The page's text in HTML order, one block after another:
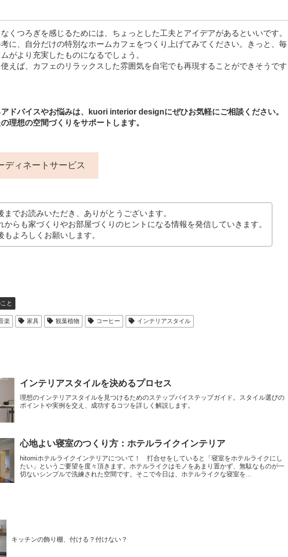
くつろぎを感じるためには、ちょっとした工夫とアイデアがあるといいです。
考に、自分だけの特別なホームカフェをつくり上げてみてください。きっと、毎
がより充実したものになるでしょう。
えば、カフェのリラックスした雰囲気を自宅でも再現することができそうです
ドバイスやお悩みは、kuori interior designにぜひお気軽にご相談ください。
理想の空間づくりをサポートします。
ディネートサービス
までお読みいただき、ありがとうございます。
からも家づくりやお部屋づくりのヒントになる情報を発信していきます。
もよろしくお願いします。
と
楽 家具 観葉植物 コーヒー インテリアスタイル
インテリアスタイルを決めるプロセス
理想のインテリアスタイルを見つけるためのステップバイステップガイド。スタイル選びの
ポイントや実例を交え、成功するコツを詳しく解説します。
心地よい寝室のつくり方：ホテルライクインテリア
hitomiホテルライクインテリアについて！ 打合せをしていると「寝室をホテルライクにし
たい」というご要望を度々頂きます。ホテルライクはモノをあまり置かず、無駄なものが一
切ないシンプルで洗練された空間です。そこで今日は、ホテルライクな寝室を...
キッチンの飾り棚、付ける？付けない？